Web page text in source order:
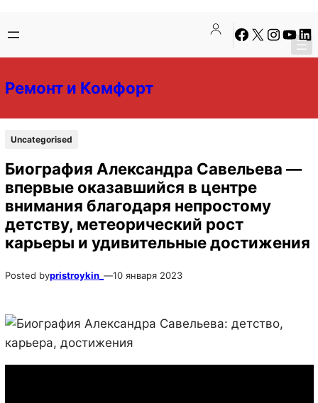
содержимому
содержимому
Facebook
X Instagram
Ремонт и Комфорт
Uncategorised
Биография Александра Савельева —
впервые оказавшийся в центре
внимания благодаря непростому
детству, метеорический рост
карьеры и удивительные достижения
Posted bypristroykin_ —10 января 2023